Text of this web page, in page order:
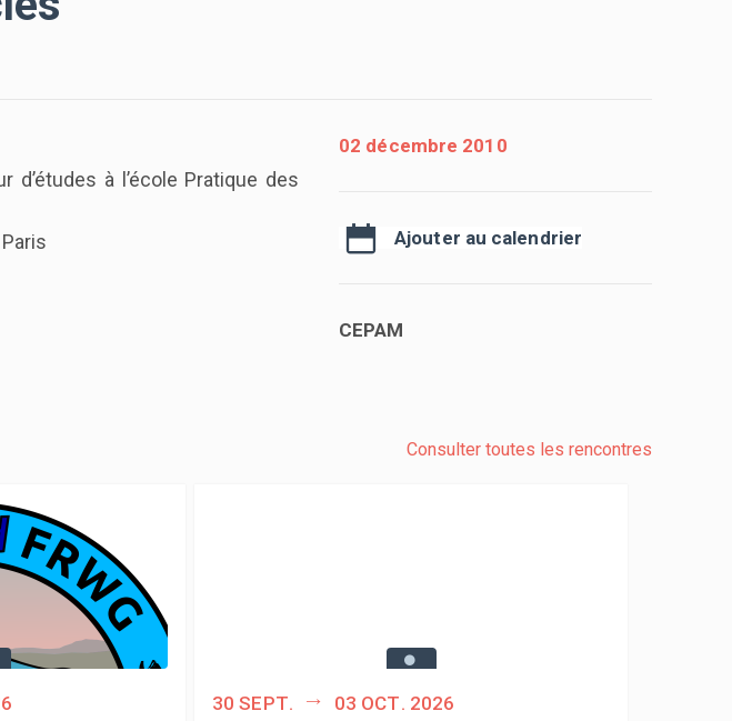
d’études à l’école Pratique des
02 décembre 2010
Ajouter au calendrier
CEPAM
Consulter toutes les rencontres
30 sept. 03 oct. 2026